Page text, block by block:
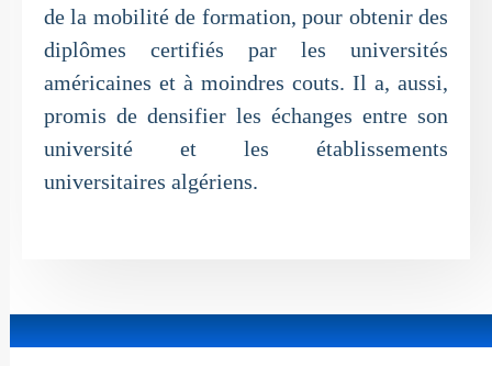
de la mobilité de formation, pour obtenir des
diplômes certifiés par les universités
américaines et à moindres couts. Il a, aussi,
promis de densifier les échanges entre son
université et les établissements
universitaires algériens.